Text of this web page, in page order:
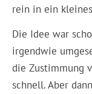
rein in ein
Die Idee war
irgendwie
die Zustimmung
schnell. Aber